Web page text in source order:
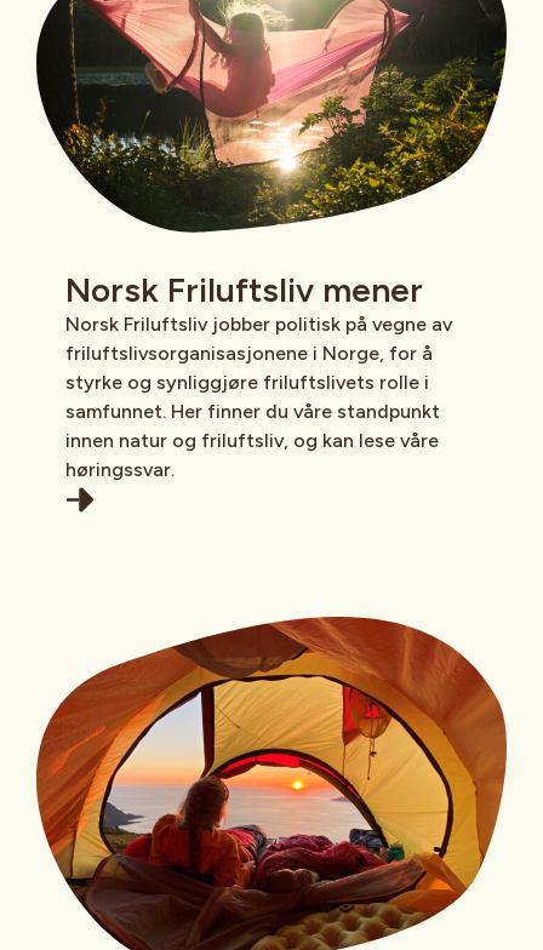
Norsk Friluftsliv mener
Norsk Friluftsliv jobber politisk på vegne av
friluftslivsorganisasjonene i Norge, for å
styrke og synliggjøre friluftslivets rolle i
samfunnet. Her finner du våre standpunkt
innen natur og friluftsliv, og kan lese våre
høringssvar.